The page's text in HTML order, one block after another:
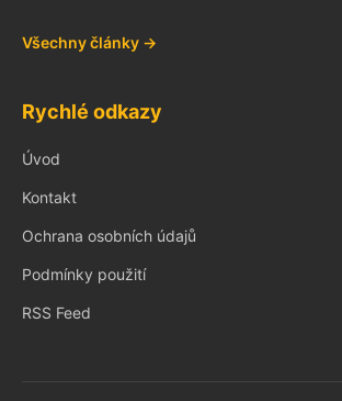
Všechny články →
Rychlé odkazy
Úvod
Kontakt
Ochrana osobních údajů
Podmínky použití
RSS Feed